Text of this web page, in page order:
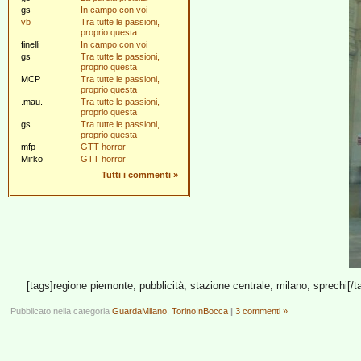
gs
In campo con voi
vb
Tra tutte le passioni,
proprio questa
finelli
In campo con voi
gs
Tra tutte le passioni,
proprio questa
MCP
Tra tutte le passioni,
proprio questa
.mau.
Tra tutte le passioni,
proprio questa
gs
Tra tutte le passioni,
proprio questa
mfp
GTT horror
Mirko
GTT horror
Tutti i commenti »
[tags]regione piemonte, pubblicità, stazione centrale, milano, sprechi[/
Pubblicato nella categoria GuardaMilano TorinoInBocca | 3 commenti »